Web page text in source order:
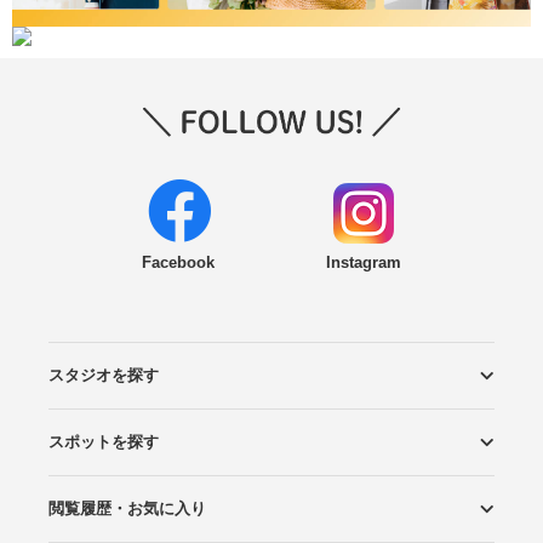
Facebook Instagram
スタジオを探す
エリアから探す
こだわりから探す
NEW PHOTO STYLE
プランから探す
フォトタイプ診断
フォトグラファーから探す
国内リゾートから探す
スポットを探す
ロケーションから探す
スタジオから探す
閲覧履歴・お気に入り